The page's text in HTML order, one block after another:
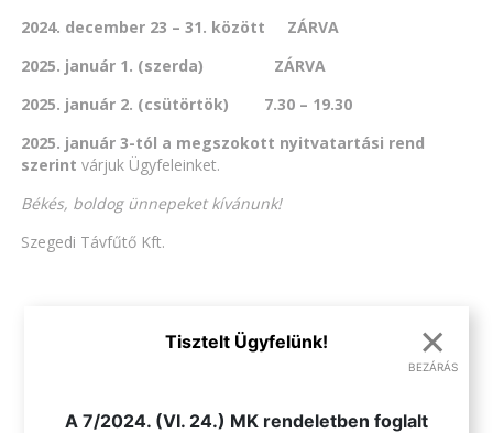
2024. december 23 – 31. között ZÁRVA
2025. január 1. (szerda) ZÁRVA
2025. január 2. (csütörtök) 7.30 – 19.30
2025. január 3-tól a megszokott nyitvatartási rend
szerint várjuk Ügyfeleinket.
Békés, boldog ünnepeket kívánunk!
Szegedi Távfűtő Kft.
×
BEZÁRÁS
Tisztelt Ügyfelünk!
A 7/2024. (VI. 24.) MK rendeletben foglalt